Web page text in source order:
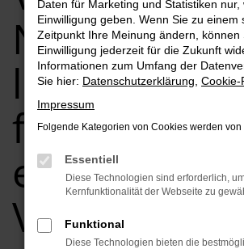
Neuwagen
leasen,
finanzieren
einfach bei
VW Händler
Daten für Marketing und Statistiken
Einwilligung geben. Wenn Sie zu einem
Zeitpunkt Ihre Meinung ändern, können
Einwilligung jederzeit für die Zukunft
Informationen zum Umfang der
Sie hier: Datenschutzerklärung Cookie-
Impressum
Folgende Kategorien von Cookies werden
Essentiell
Diese Technologien sind erforderlich,
Kernfunktionalität der Webseite zu
Funktional
Diese Technologien bieten die